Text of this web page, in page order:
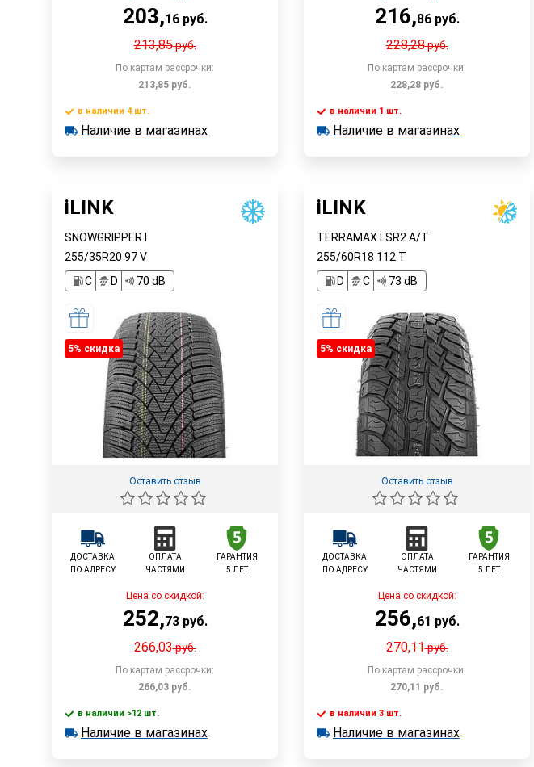
203,16руб.
213,85руб.
По картам рассрочки:
213,85 руб.
Быстрый заказ
в наличии 4 шт.
в наличии 4 шт.
Наличие в магазинах
216,86руб.
228,28руб.
По картам рассрочки:
228,28 руб.
В корзину
в наличии 1 шт.
в наличии 1 шт.
Наличие в магазинах
iLINK
SNOWGRIPPER I
255/35R20 97V
C
D 70 dB
5% cкидка
Оставить отзыв
ДОСТАВКА
ПО АДРЕСУ
ОПЛАТА
ЧАСТЯМИ
ГАРАНТИЯ
5 ЛЕТ
Цена со скидкой:
252,73руб.
266,03руб.
По картам рассрочки:
266,03 руб.
В корзину
в наличии >12 шт.
в наличии >12 шт.
Наличие в магазинах
iLINK
TERRAMAX LSR2 A/T
255/60R18 112 T
D
C 73 dB
5% cкидка
Оставить отзыв
ДОСТАВКА
ПО АДРЕСУ
ОПЛАТА
ЧАСТЯМИ
ГАРАНТИЯ
5 ЛЕТ
Цена со скидкой:
256,61 руб.
270,11руб.
По картам рассрочки:
270,11 руб.
В корзину
в наличии 3 шт.
в наличии 3 шт.
Наличие в магазинах